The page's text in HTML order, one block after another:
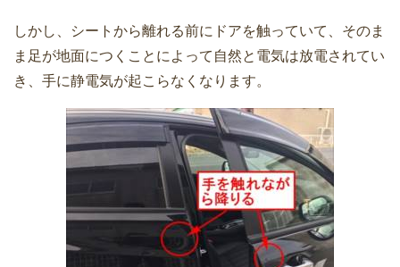
しかし、シートから離れる前にドアを触っていて、そのま
ま足が地面につくことによって自然と電気は放電されてい
き、手に静電気が起こらなくなります。